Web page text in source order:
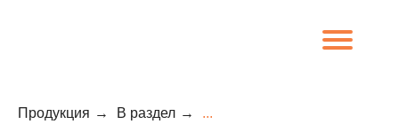
Продукция → В раздел → ...